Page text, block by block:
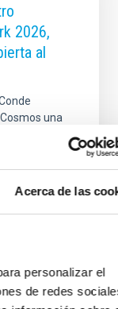
Acerca de las
personalizar el
de redes
2026,
al
una
de
de
esta
from the
por la
por el